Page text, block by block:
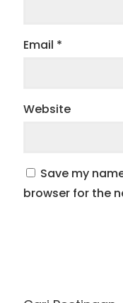
Email *
Website
Save my
browser for the